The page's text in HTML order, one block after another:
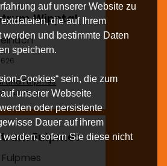
auf unserer Website zu
die auf Ihrem
und bestimmte Daten
speichern.
Cookies“ sein, die zum
unserer Webseite
oder persistente
Dauer auf ihrem
sofern Sie diese nicht
Wipptal
und Fulpmes
Fulpmes